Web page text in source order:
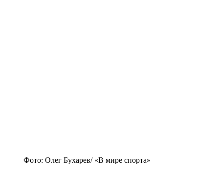
Фото: Олег Бухарев/ «В мире спорта»